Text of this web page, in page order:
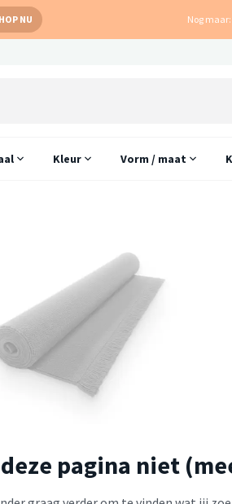
NU Nog maar:
Kleur Vorm / maat
pagina niet